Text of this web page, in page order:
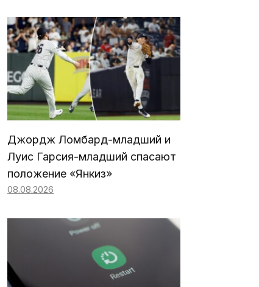
Джордж Ломбард-младший и
Луис Гарсия-младший спасают
положение «Янкиз»
08.08.2026